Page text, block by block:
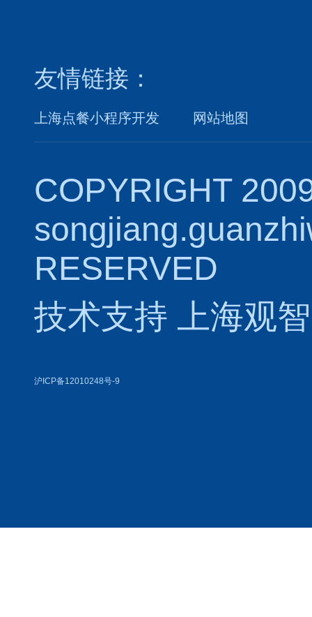
友情链接：
上海点餐小程序开发 网站地图
COPYRIGHT
RESERVED
技术支持
上海观
沪ICP备12010248号-9